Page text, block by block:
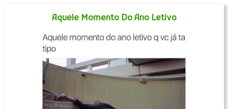
Aquele Momento Do Ano Letivo